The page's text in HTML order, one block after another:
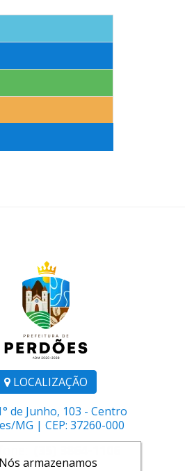
LOCALIZAÇÃO
de Junho, 103 - Centro
MG | CEP: 37260-000
Nós armazenamos